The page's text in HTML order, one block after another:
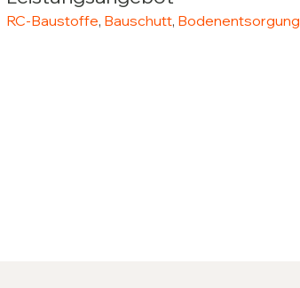
RC-Baustoffe, Bauschutt, Bodenentsorgung